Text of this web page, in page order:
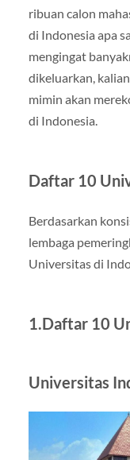
ribuan calon
di Indonesia apa
mengingat
dikeluarkan,
mimin akan
di Indonesia.
Daftar 10
Berdasarkan
lembaga
Universitas di
1.Daftar 10
Universitas